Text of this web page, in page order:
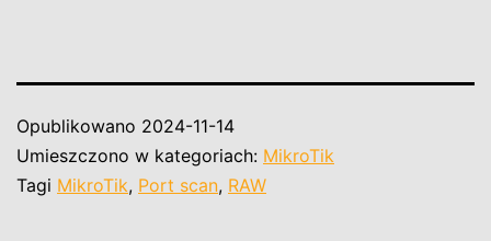
Opublikowano 2024-11-14
Umieszczono w kategoriach: MikroTik
Tagi MikroTik, Port scan, RAW